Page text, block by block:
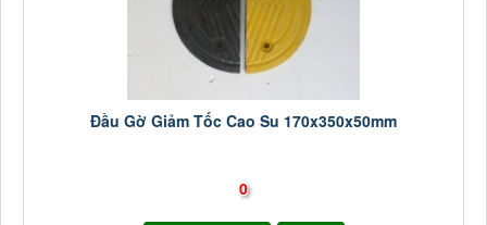
Đầu Gờ Giảm Tốc Cao Su 170x350x50mm
0